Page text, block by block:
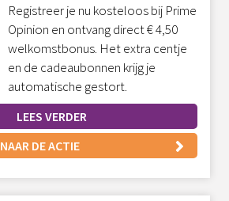
Registreer je nu kosteloos bij Prime
Opinion en ontvang direct € 4,50
welkomstbonus. Het extra centje
en de cadeaubonnen krijg je
automatische gestort.
LEES VERDER
NAAR DE ACTIE